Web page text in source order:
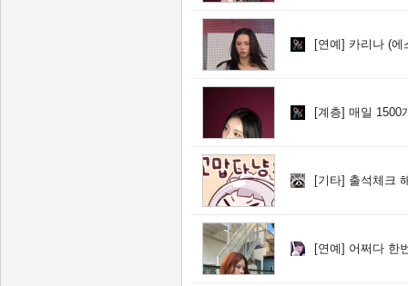
[연예] 카리나 (에
[계층] 매일 1500
[기타] 출석체크
[연예] 어쩌다 한